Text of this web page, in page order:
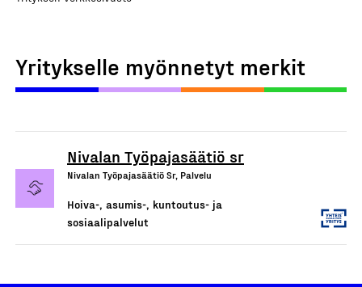
Yritykselle myönnetyt merkit
Nivalan Työpajasäätiö sr
Nivalan Työpajasäätiö Sr, Palvelu
Hoiva-, asumis-, kuntoutus- ja
sosiaalipalvelut